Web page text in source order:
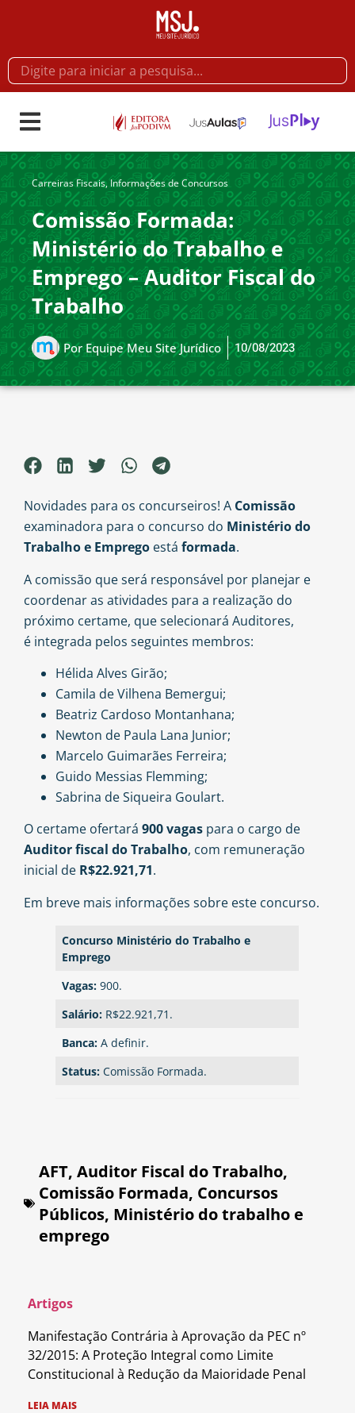
Carreiras Fiscais,Informações de Concursos
Comissão Formada:
Ministério do Trabalho e
Emprego – Auditor Fiscal do
Trabalho
PorEquipe Meu Site Jurídico 10/08/2023
Novidades para os concurseiros! A Comissão
examinadora para o concurso do Ministério do
Trabalho e Emprego está formada.
A comissão que será responsável por planejar e
coordenar as atividades para a realização do
próximo certame, que selecionará Auditores,
é integrada pelos seguintes membros:
Hélida Alves Girão;
Camila de Vilhena Bemergui;
Beatriz Cardoso Montanhana;
Newton de Paula Lana Junior;
Marcelo Guimarães Ferreira;
Guido Messias Flemming;
Sabrina de Siqueira Goulart.
O certame ofertará 900 vagas para o cargo de
Auditor fiscal do Trabalho, com remuneração
inicial de R$22.921,71.
Em breve mais informações sobre este concurso.
Concurso Ministério do Trabalho e
Emprego
Vagas:900.
Salário: R$22.921,71.
Banca:A definir.
Status: Comissão Formada.
AFT, Auditor Fiscal do Trabalho,
Comissão Formada, Concursos
Públicos, Ministério do trabalho e
emprego
Artigos
Manifestação Contrária à Aprovação da PEC nº
32/2015: A Proteção Integral como Limite
Constitucional à Redução da Maioridade Penal
LEIA MAIS